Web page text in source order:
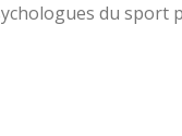
du sport